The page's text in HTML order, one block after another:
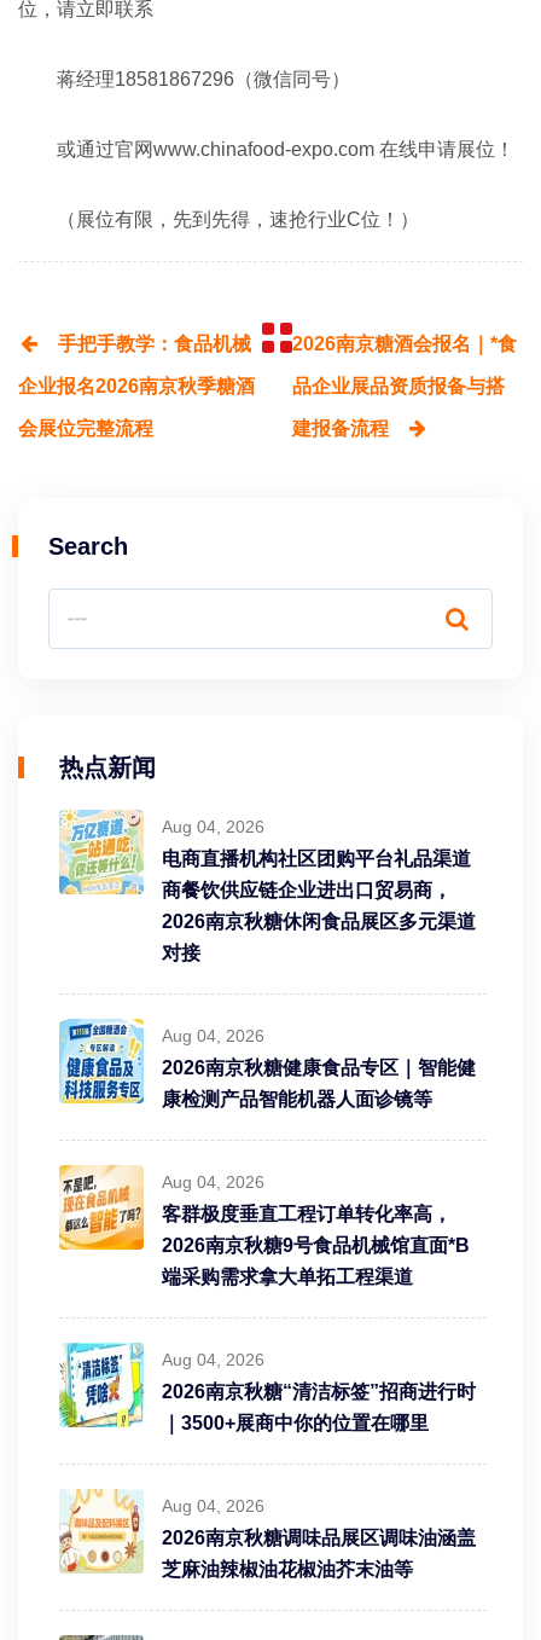
位，请立即联系
蒋经理18581867296（微信同号）
或通过官网www.chinafood-expo.com 在线申请展位！
（展位有限，先到先得，速抢行业C位！）
手把手教学：食品机械
企业报名2026南京秋季糖酒
会展位完整流程
2026南京糖酒会报名｜*食
品企业展品资质报备与搭
建报备流程
Search
热点新闻
Aug 04, 2026
电商直播机构社区团购平台礼品渠道
商餐饮供应链企业进出口贸易商，
2026南京秋糖休闲食品展区多元渠道
对接
Aug 04, 2026
2026南京秋糖健康食品专区｜智能健
康检测产品智能机器人面诊镜等
Aug 04, 2026
客群极度垂直工程订单转化率高，
2026南京秋糖9号食品机械馆直面*B
端采购需求拿大单拓工程渠道
Aug 04, 2026
2026南京秋糖“清洁标签”招商进行时
｜3500+展商中你的位置在哪里
Aug 04, 2026
2026南京秋糖调味品展区调味油涵盖
芝麻油辣椒油花椒油芥末油等